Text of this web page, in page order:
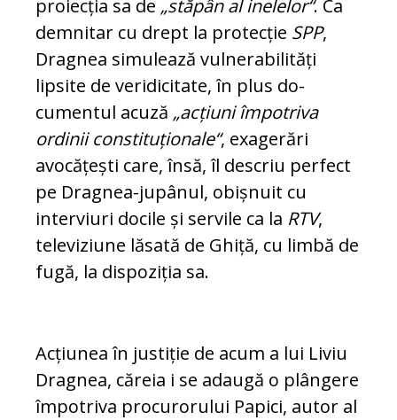
proiecția sa de „stăpân al inelelor“. Ca
demnitar cu drept la protecție SPP,
Dragnea simulează vul­nerabilități
lipsite de veridicitate, în plus do­
cumentul acuză „acțiuni împotriva
ordinii constituționale“, exagerări
avocățești care, însă, îl descriu perfect
pe Dragnea-jupânul, obișnuit cu
interviuri docile și servile ca la RTV,
televiziune lăsată de Ghiță, cu limbă de
fugă, la dispoziția sa.
Acțiunea în justiție de acum a lui Liviu
Drag­nea, căreia i se adaugă o plângere
împotriva procurorului Papici, autor al